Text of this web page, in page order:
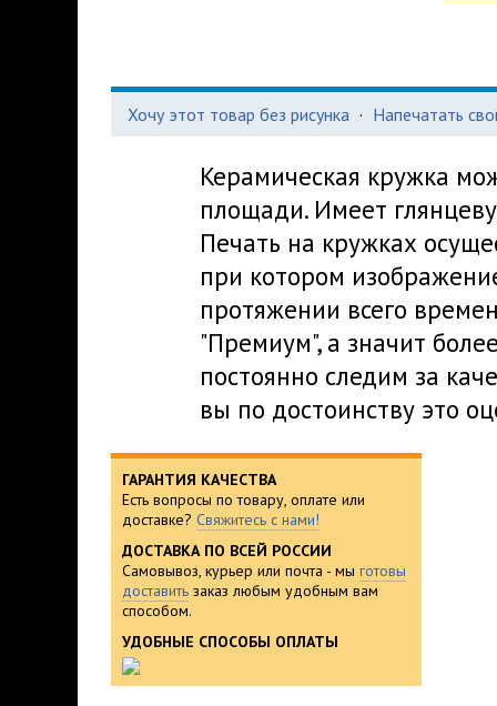
Хочу этот товар без рисунка · Напечатать
Керамическая кружка
площади. Имеет
Печать на кружках
при котором
протяжении всего
"Премиум", а значит
постоянно следим за
вы по достоинству это
ГАРАНТИЯ КАЧЕСТВА
Есть вопросы по товару, оплате или
доставке? Свяжитесь с нами!
ДОСТАВКА ПО ВСЕЙ РОССИИ
Самовывоз, курьер или почта - мы готовы
доставить заказ любым удобным вам
способом.
УДОБНЫЕ СПОСОБЫ ОПЛАТЫ